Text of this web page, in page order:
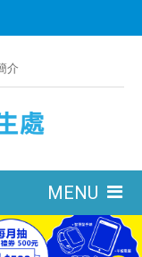
介
MENU